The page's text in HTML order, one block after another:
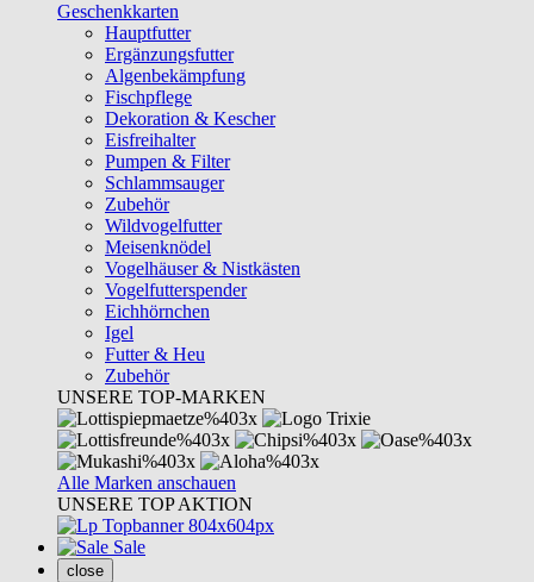
Geschenkkarten
Hauptfutter
Ergänzungsfutter
Algenbekämpfung
Fischpflege
Dekoration & Kescher
Eisfreihalter
Pumpen & Filter
Schlammsauger
Zubehör
Wildvogelfutter
Meisenknödel
Vogelhäuser & Nistkästen
Vogelfutterspender
Eichhörnchen
Igel
Futter & Heu
Zubehör
UNSERE TOP-MARKEN
Alle Marken anschauen
UNSERE TOP AKTION
Sale
close